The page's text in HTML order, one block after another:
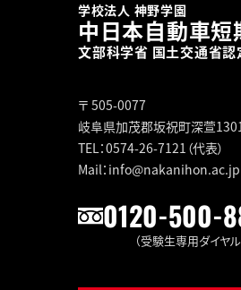
学校法人 神野学園
中日本自動車短
文部科学省 国土交通省認
〒 505-0077
岐阜県加茂郡坂祝町深萱
TEL：0574-26-7121（代表）
Mail：info@nakanihon.ac.jp
0120-500-
（受験生専用ダイヤル